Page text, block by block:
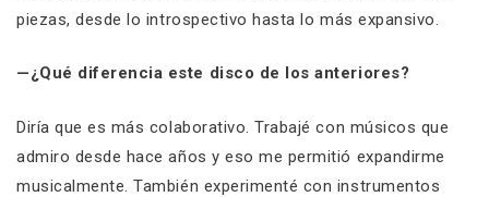
piezas, desde lo introspectivo hasta lo más expansivo.
—¿Qué diferencia este disco de los anteriores?
Diría que es más colaborativo. Trabajé con músicos que
admiro desde hace años y eso me permitió expandirme
musicalmente. También experimenté con instrumentos